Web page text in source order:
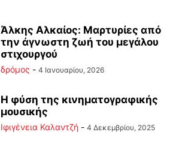
Άλκης Αλκαίος: Μαρτυρίες από
την άγνωστη ζωή του μεγάλου
στιχουργού
δρόμος - 4 Ιανουαρίου, 2026
Η φύση της κινηματογραφικής
μουσικής
Ιφιγένεια Καλαντζή - 4 Δεκεμβρίου, 2025